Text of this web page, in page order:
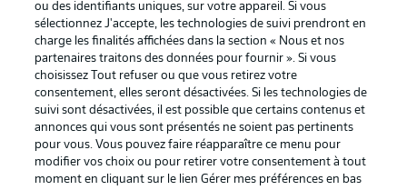
Football as it's meant to be
BUNDESLIGA APP
ou des identifiants uniques, sur votre appareil. Si vous
sélectionnez J'accepte, les technologies de suivi prendront en
charge les finalités affichées dans la section « Nous et nos
partenaires traitons des données pour fournir ». Si vous
choisissez Tout refuser ou que vous retirez votre
consentement, elles seront désactivées. Si les technologies de
suivi sont désactivées, il est possible que certains contenus et
annonces qui vous sont présentés ne soient pas pertinents
pour vous. Vous pouvez faire réapparaître ce menu pour
modifier vos choix ou pour retirer votre consentement à tout
moment en cliquant sur le lien Gérer mes préférences en bas